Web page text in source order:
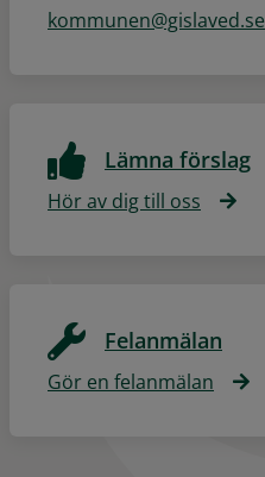
kommunen@gislaved.se
Lämna förslag
Hör av dig till oss
Felanmälan
Gör en felanmälan